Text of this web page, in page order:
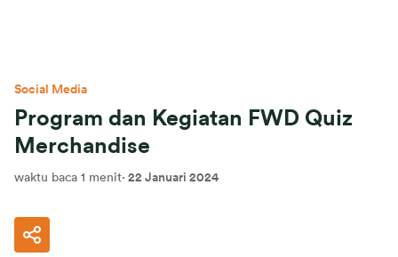
Social Media
Program dan Kegiatan FWD Quiz
Merchandise
waktu baca 1 menit· 22 Januari 2024